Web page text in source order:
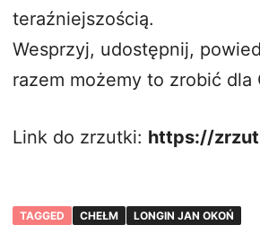
teraźniejszością.
Wesprzyj, udostępnij,
razem możemy to zrobić dla
Link do zrzutki: https://
TAGGED CHEŁM LONGIN JAN OKOŃ